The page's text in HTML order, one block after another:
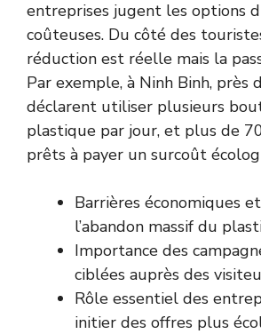
entreprises jugent les options
coûteuses. Du côté des
réduction est réelle mais la
Par exemple, à Ninh Binh, près
déclarent utiliser plusieurs
plastique par jour, et plus de
prêts à payer un surcoût
Barrières économiques
l’abandon massif du
Importance des
ciblées auprès des
Rôle essentiel des
initier des offres plus